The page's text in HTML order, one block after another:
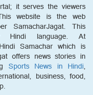
it serves the viewers
website is the web
SamacharJagat. This
language. At
Samachar which is
offers news stories in
Sports News in Hindi,
business, food,